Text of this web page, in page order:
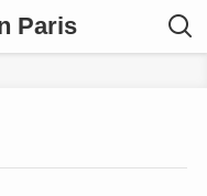
Paris